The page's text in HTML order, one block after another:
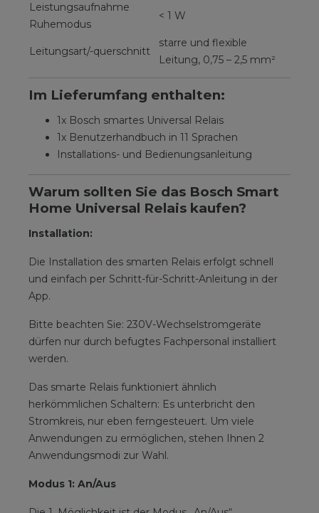
Leistungsaufnahme
Ruhemodus
< 1 W
Leitungsart/-querschnitt
starre und flexible
Leitung, 0,75 – 2,5 mm²
Im Lieferumfang enthalten:
1x Bosch smartes Universal Relais
1x Benutzerhandbuch in 11 Sprachen
Installations- und Bedienungsanleitung
Warum sollten Sie das Bosch Smart
Home Universal Relais kaufen?
Installation:
Die Installation des smarten Relais erfolgt schnell
und einfach per Schritt-für-Schritt-Anleitung in der
App.
Bitte beachten Sie: 230V-Wechselstromgeräte
dürfen nur durch befugtes Fachpersonal installiert
werden.
Das smarte Relais funktioniert ähnlich
herkömmlichen Schaltern: Es unterbricht den
Stromkreis, nur eben ferngesteuert. Um viele
Anwendungen zu ermöglichen, stehen Ihnen 2
Anwendungsmodi zur Wahl.
Modus 1: An/Aus